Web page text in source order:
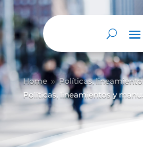
Abrir barra de herramientas
Home 9 Políticas,
Políticas, lineamientos y